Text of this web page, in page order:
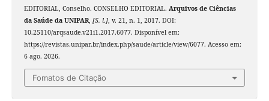
EDITORIAL, Conselho. CONSELHO EDITORIAL. Arquivos de Ciências
da Saúde da UNIPAR, [S. l.], v. 21, n. 1, 2017. DOI:
10.25110/arqsaude.v21i1.2017.6077. Disponível em:
https://revistas.unipar.br/index.php/saude/article/view/6077. Acesso em:
6 ago. 2026.
Fomatos de Citação